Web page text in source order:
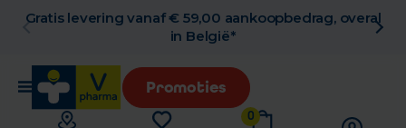
Gratis levering vanaf € 59,00 aankoopbedrag, overal
in België*
Promoties
0